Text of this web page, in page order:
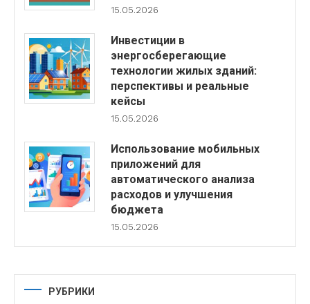
15.05.2026
Инвестиции в
энергосберегающие
технологии жилых зданий:
перспективы и реальные
кейсы
15.05.2026
Использование мобильных
приложений для
автоматического анализа
расходов и улучшения
бюджета
15.05.2026
РУБРИКИ